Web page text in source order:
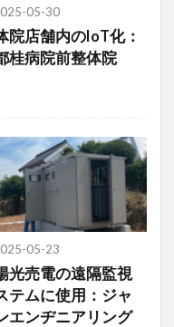
05-30
院店舗内のIoT化：
桂病院前整体院
05-23
光売電の遠隔監視
テムに使用：ジャ
エンヂニアリング